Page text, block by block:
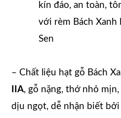
kín đáo, an toàn,
với rèm Bách Xanh
Sen
– Chất liệu hạt gỗ Bách
IIA, gỗ nặng, thớ nhỏ
dịu ngọt, dễ nhận biết